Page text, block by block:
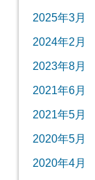
2025年3月
2024年2月
2023年8月
2021年6月
2021年5月
2020年5月
2020年4月